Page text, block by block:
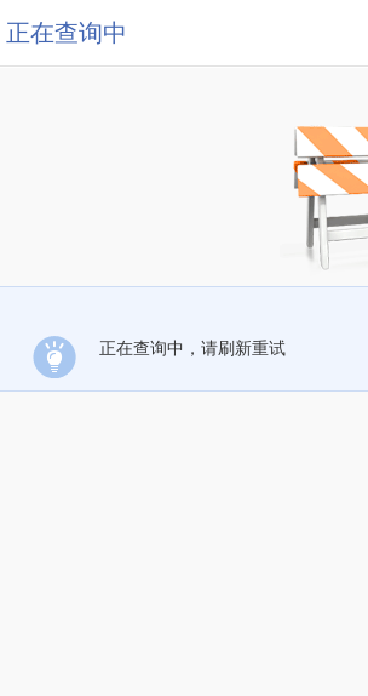
正在查询中
正在查询中，请刷新重试